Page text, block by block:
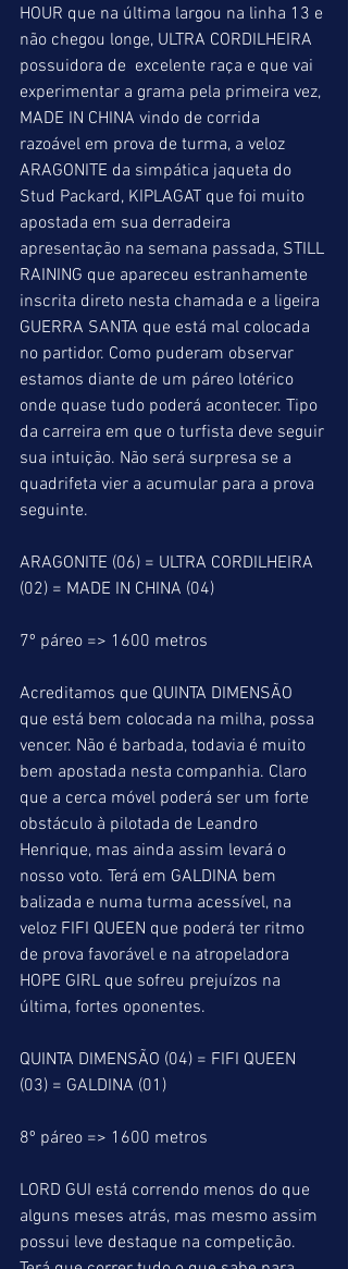
HOUR que na última largou na linha 13 e
não chegou longe, ULTRA CORDILHEIRA
possuidora de  excelente raça e que vai
experimentar a grama pela primeira vez,
MADE IN CHINA vindo de corrida
razoável em prova de turma, a veloz
ARAGONITE da simpática jaqueta do
Stud Packard, KIPLAGAT que foi muito
apostada em sua derradeira
apresentação na semana passada, STILL
RAINING que apareceu estranhamente
inscrita direto nesta chamada e a ligeira
GUERRA SANTA que está mal colocada
no partidor. Como puderam observar
estamos diante de um páreo lotérico
onde quase tudo poderá acontecer. Tipo
da carreira em que o turfista deve seguir
sua intuição. Não será surpresa se a
quadrifeta vier a acumular para a prova
seguinte.
ARAGONITE (06) = ULTRA CORDILHEIRA
(02) = MADE IN CHINA (04)
7º páreo => 1600 metros
Acreditamos que QUINTA DIMENSÃO
que está bem colocada na milha, possa
vencer. Não é barbada, todavia é muito
bem apostada nesta companhia. Claro
que a cerca móvel poderá ser um forte
obstáculo à pilotada de Leandro
Henrique, mas ainda assim levará o
nosso voto. Terá em GALDINA bem
balizada e numa turma acessível, na
veloz FIFI QUEEN que poderá ter ritmo
de prova favorável e na atropeladora
HOPE GIRL que sofreu prejuízos na
última, fortes oponentes.
QUINTA DIMENSÃO (04) = FIFI QUEEN
(03) = GALDINA (01)
8º páreo => 1600 metros
LORD GUI está correndo menos do que
alguns meses atrás, mas mesmo assim
possui leve destaque na competição.